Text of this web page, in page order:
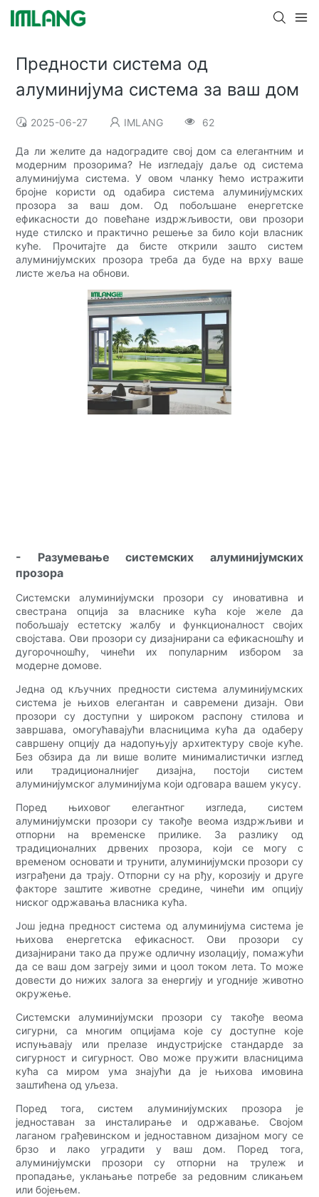
Предности система од
алуминијума система за ваш дом
2025-06-27 IMLANG 62
Да ли желите да надоградите свој дом са елегантним и
модерним прозорима? Не изгледају даље од система
алуминијума система. У овом чланку ћемо истражити
бројне користи од одабира система алуминијумских
прозора за ваш дом. Од побољшане енергетске
ефикасности до повећане издржљивости, ови прозори
нуде стилско и практично решење за било који власник
куће. Прочитајте да бисте открили зашто систем
алуминијумских прозора треба да буде на врху ваше
листе жеља на обнови.
- Разумевање системских алуминијумских
прозора
Системски алуминијумски прозори су иновативна и
свестрана опција за власнике кућа које желе да
побољшају естетску жалбу и функционалност својих
својстава. Ови прозори су дизајнирани са ефикасношћу и
дугорочношћу, чинећи их популарним избором за
модерне домове.
Једна од кључних предности система алуминијумских
система је њихов елегантан и савремени дизајн. Ови
прозори су доступни у широком распону стилова и
завршава, омогућавајући власницима кућа да одаберу
савршену опцију да надопуњују архитектуру своје куће.
Без обзира да ли више волите минималистички изглед
или традиционалнијег дизајна, постоји систем
алуминијумског алуминијума који одговара вашем укусу.
Поред њиховог елегантног изгледа, систем
алуминијумски прозори су такође веома издржљиви и
отпорни на временске прилике. За разлику од
традиционалних дрвених прозора, који се могу с
временом основати и трунити, алуминијумски прозори су
изграђени да трају. Отпорни су на рђу, корозију и друге
факторе заштите животне средине, чинећи им опцију
ниског одржавања власника кућа.
Још једна предност система од алуминијума система је
њихова енергетска ефикасност. Ови прозори су
дизајнирани тако да пруже одличну изолацију, помажући
да се ваш дом загреју зими и цоол током лета. То може
довести до нижих залога за енергију и угодније животно
окружење.
Системски алуминијумски прозори су такође веома
сигурни, са многим опцијама које су доступне које
испуњавају или прелазе индустријске стандарде за
сигурност и сигурност. Ово може пружити власницима
кућа са миром ума знајући да је њихова имовина
заштићена од уљеза.
Поред тога, систем алуминијумских прозора је
једноставан за инсталирање и одржавање. Својом
лаганом грађевинском и једноставном дизајном могу се
брзо и лако уградити у ваш дом. Поред тога,
алуминијумски прозори су отпорни на трулеж и
пропадање, уклањање потребе за редовним сликањем
или бојењем.